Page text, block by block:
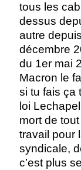
tous les
dessus
autre
décembre
du 1er mai
Macron le
si tu fais ça
loi
mort de
travail pour
syndicale,
c’est plus